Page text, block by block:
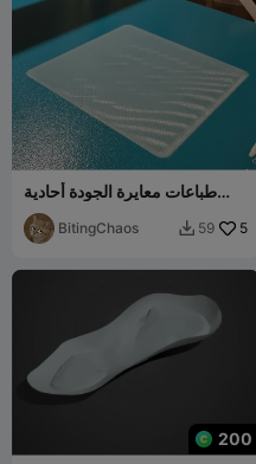
طباعات معايرة الجودة أحادية
الطبقة
BitingChaos  59 5
200